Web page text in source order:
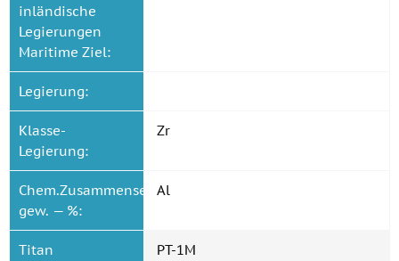
inländische
Legierungen
Maritime Ziel:
Legierung:
Klasse-
Legierung:
Zr
Chem.Zusammensetzung
gew. — %:
Al
Titan
PT-1M